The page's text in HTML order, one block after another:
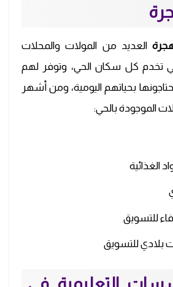
العديد من المولات والمحلات
تخدم كل سكان الحي، وتوفر لهم
بحياتهم اليومية، ومن أشهر
الموجودة بالحي:
الغذائية
للتسويق
بلادي للتسويق